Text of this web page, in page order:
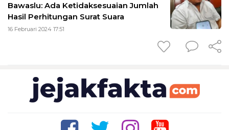
Bawaslu: Ada Ketidaksesuaian Jumlah
Hasil Perhitungan Surat Suara
16 Februari 2024 17:51